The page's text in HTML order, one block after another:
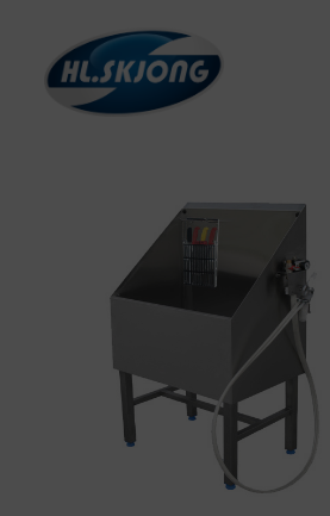
Systemer
Testhall og lab
Bærekraft
Aktuelt